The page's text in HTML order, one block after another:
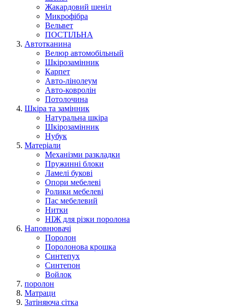
Жакардовий шеніл
Микрофібра
Вельвет
ПОСТІЛЬНА
Автотканина
Велюр автомобільный
Шкірозамінник
Карпет
Авто-лінолеум
Авто-ковролін
Потолочина
Шкіра та замінник
Натуральна шкіра
Шкірозамінник
Нубук
Матеріали
Механізми разкладки
Пружинні блоки
Ламелі букові
Опори мебелеві
Ролики мебелеві
Пас мебелевий
Нитки
НІЖ для різки поролона
Наповнювачі
Поролон
Поролонова крошка
Синтепух
Синтепон
Войлок
поролон
Матраци
Затіняюча сітка